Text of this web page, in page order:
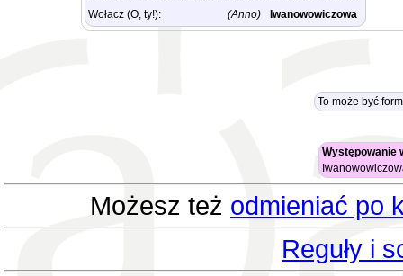
Wołacz (O, ty!):
(Anno) Iwanowowiczowa
To może być
Występowanie
Możesz też odmieniać po
Reguły i